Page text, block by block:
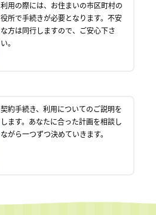
利用の際には、お住まいの市区町村の
役所で手続きが必要となります。不安
な方は同行しますので、ご安心下さ
い。
契約手続き、利用についてのご説明を
します。あなたに合った計画を相談し
ながら一つずつ決めていきます。